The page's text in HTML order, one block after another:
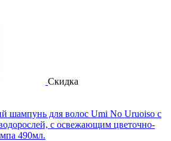
Скидка
шампунь для волос Umi No Uruoiso с
с освежающим цветочно-
490мл.